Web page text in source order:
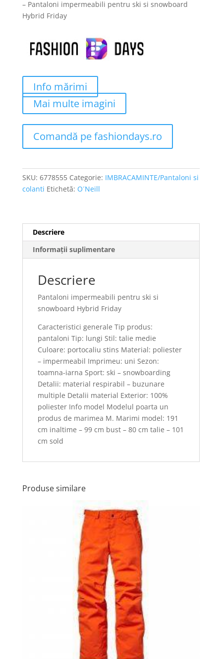
– Pantaloni impermeabili pentru ski si snowboard
Hybrid Friday
Info mărimi
Mai multe imagini
Comandă pe fashiondays.ro
SKU: 6778555 Categorie: IMBRACAMINTE/Pantaloni si
colanti Etichetă: O´Neill
Descriere
Informații suplimentare
Descriere
Pantaloni impermeabili pentru ski si
snowboard Hybrid Friday
Caracteristici generale Tip produs:
pantaloni Tip: lungi Stil: talie medie
Culoare: portocaliu stins Material: poliester
– impermeabil Imprimeu: uni Sezon:
toamna-iarna Sport: ski – snowboarding
Detalii: material respirabil – buzunare
multiple Detalii material Exterior: 100%
poliester Info model Modelul poarta un
produs de marimea M. Marimi model: 191
cm inaltime – 99 cm bust – 80 cm talie – 101
cm sold
Produse similare